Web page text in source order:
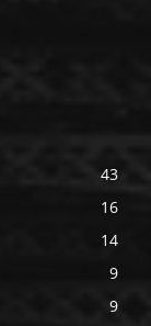
43
16
14
9
9